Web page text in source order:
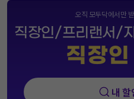
오직 모두닥에서만
직장인/프리랜서/
직장
내 할